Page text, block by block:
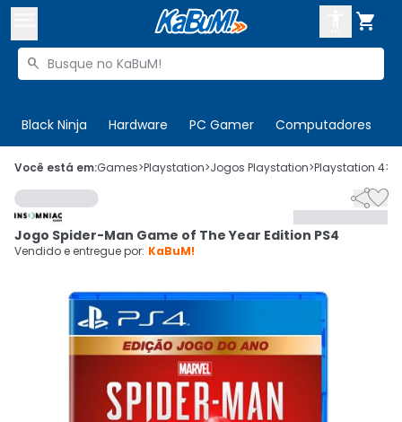

Buscar produtos

Black Ninja Hardware PC Gamer Computadores
 Olá. Acesse sua conta
 Departamentos
Cupons
Ativar tradutor em libras
CADASTRE-SE
Você está em:Games>Playstation>Jogos Playstation>Playstation 4>

Jogo Spider-Man Game of The Year Edition PS4
Vendido e entregue por: KaBuM!